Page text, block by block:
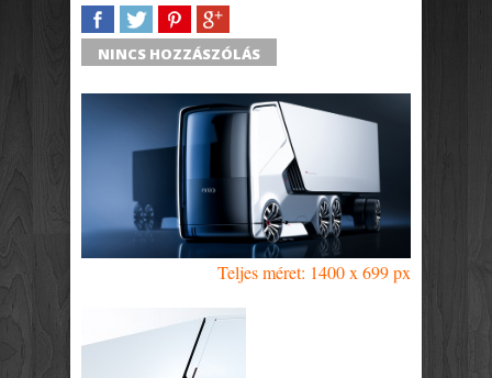
SHARETWEETSHARESHARE
NINCS HOZZÁSZÓLÁS
Teljes méret: 1400 x 699 px